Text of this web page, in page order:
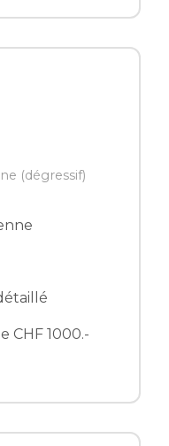
(dégressif)
CHF 1000.-